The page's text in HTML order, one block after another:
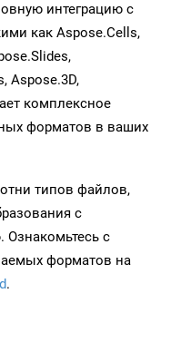
интеграцию с
как Aspose.Cells,
Aspose.3D,
комплексное
форматов в ваших
типов файлов,
с
Ознакомьтесь с
форматов на
.